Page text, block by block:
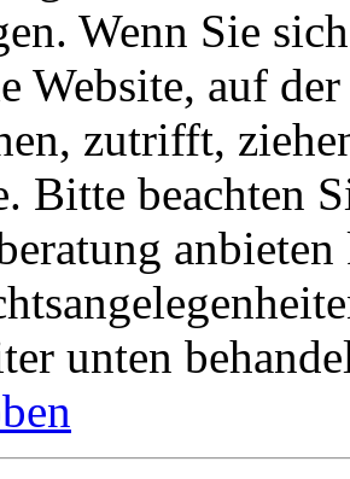
Wenn Sie
Website, auf
zutrifft,
Bitte beachten
unten